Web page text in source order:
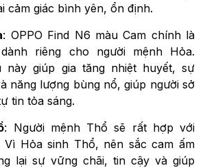
cảm giác bình yên, ổn định.
: OPPO Find N6 màu Cam chính là
riêng cho người mệnh Hỏa.
này giúp gia tăng nhiệt huyết, sự
năng lượng bùng nổ, giúp người sở
tin tỏa sáng.
: Người mệnh Thổ sẽ rất hợp với
Vì Hỏa sinh Thổ, nên sắc cam ấm
lại sự vững chãi, tin cậy và giúp